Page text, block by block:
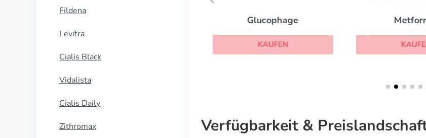
Fildena
Levitra
Cialis Black
Vidalista
Cialis Daily
Zithromax
Glucophage
KAUFEN
Verfügbarkeit &